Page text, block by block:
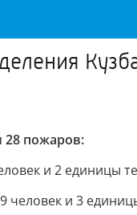
28 пожаров:
и 2 единицы
человек и 3